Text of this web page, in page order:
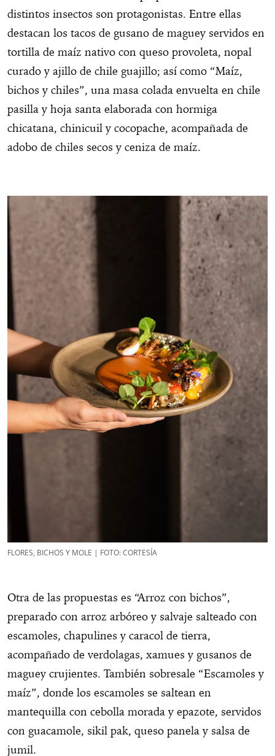
distintos insectos son protagonistas. Entre ellas
destacan los tacos de gusano de maguey servidos en
tortilla de maíz nativo con queso provoleta, nopal
curado y ajillo de chile guajillo; así como “Maíz,
bichos y chiles”, una masa colada envuelta en chile
pasilla y hoja santa elaborada con hormiga
chicatana, chinicuil y cocopache, acompañada de
adobo de chiles secos y ceniza de maíz.
FLORES, BICHOS Y MOLE | FOTO: CORTESÍA
Otra de las propuestas es “Arroz con bichos”,
preparado con arroz arbóreo y salvaje salteado con
escamoles, chapulines y caracol de tierra,
acompañado de verdolagas, xamues y gusanos de
maguey crujientes. También sobresale “Escamoles y
maíz”, donde los escamoles se saltean en
mantequilla con cebolla morada y epazote, servidos
con guacamole, sikil pak, queso panela y salsa de
jumil.